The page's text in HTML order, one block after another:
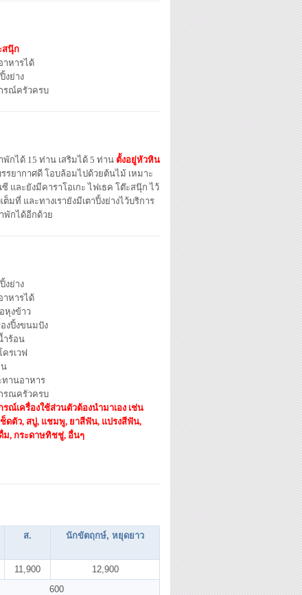
สนุ๊ก
าหารได้
งย่าง
รณ์ครัวครบ
พักได้ 15 ท่าน เสริมได้ 5 ท่าน ตั้งอยู่หัวหิน
ยากาศดี โอบล้อมไปด้วยต้นไม้ เหมาะ
ละยังมีคาราโอเกะ ไฟเธค โต๊ะสนุ๊ก ไว้
มที่ และทางเรายังมีเตาปิ้งย่างไว้บริการ
พักได้อีกด้วย
งย่าง
าหารได้
หุงข้าว
องปิ้งขนมปัง
ำร้อน
รเวฟ
น
ทานอาหาร
รณครัวครบ
รณ์เครื่องใช้ส่วนตัวต้องนำมาเอง เช่น
ช็ดตัว, สบู่, แชมพู, ยาสีฟัน, แปรงสีฟัน,
ม, กระดาษทิชชู่, อื่นๆ
ส. นักขัตฤกษ์, หยุดยาว
11,900
12,900
600